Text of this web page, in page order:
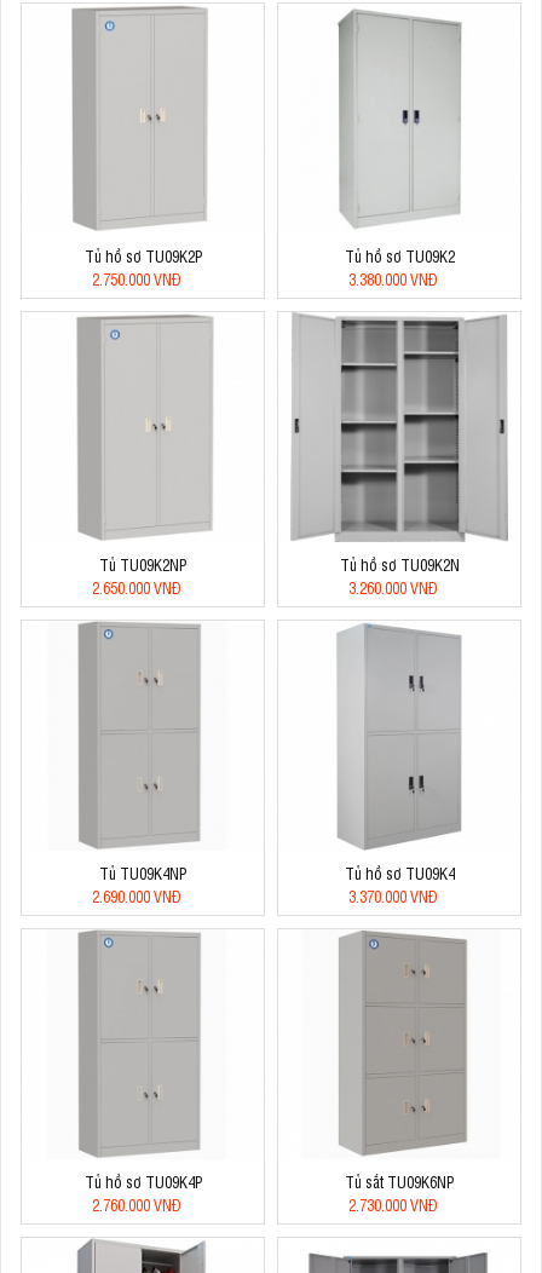
Tủ hồ sơ TU09K2P
2.750.000 VNĐ
Tủ hồ sơ TU09K2
3.380.000 VNĐ
Tủ TU09K2NP
2.650.000 VNĐ
Tủ hồ sơ TU09K2N
3.260.000 VNĐ
Tủ TU09K4NP
2.690.000 VNĐ
Tủ hồ sơ TU09K4
3.370.000 VNĐ
Tủ hồ sơ TU09K4P
2.760.000 VNĐ
Tủ sắt TU09K6NP
2.730.000 VNĐ